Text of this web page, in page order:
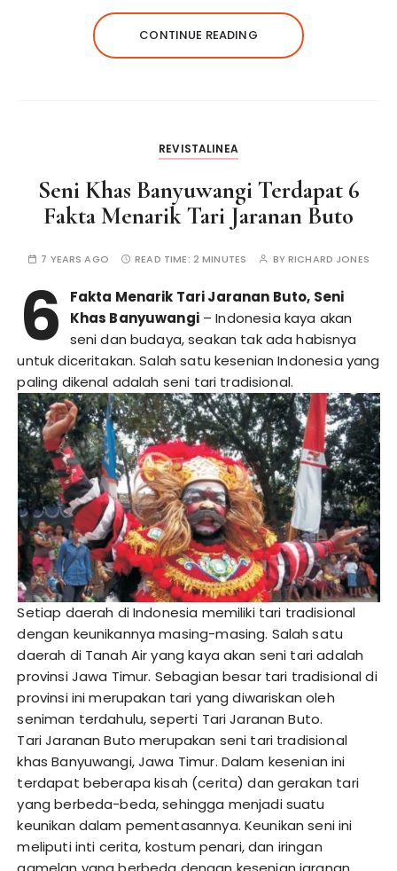
CONTINUE READING
REVISTALINEA
Seni Khas Banyuwangi Terdapat 6
Fakta Menarik Tari Jaranan Buto
7 YEARS AGO READ TIME: 2 MINUTES BYRICHARD JONES
6
Fakta Menarik Tari Jaranan Buto, Seni
Khas Banyuwangi– Indonesia kaya akan
seni dan budaya, seakan tak ada habisnya
untuk diceritakan. Salah satu kesenian Indonesia yang
paling dikenal adalah seni tari tradisional.
Setiap daerah di Indonesia memiliki tari tradisional
dengan keunikannya masing-masing. Salah satu
daerah di Tanah Air yang kaya akan seni tari adalah
provinsi Jawa Timur. Sebagian besar tari tradisional di
provinsi ini merupakan tari yang diwariskan oleh
seniman terdahulu, seperti Tari Jaranan Buto.
Tari Jaranan Buto merupakan seni tari tradisional
khas Banyuwangi, Jawa Timur. Dalam kesenian ini
terdapat beberapa kisah (cerita) dan gerakan tari
yang berbeda-beda, sehingga menjadi suatu
keunikan dalam pementasannya. Keunikan seni ini
meliputi inti cerita, kostum penari, dan iringan